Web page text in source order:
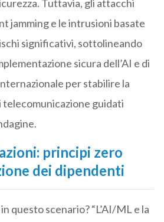
Tuttavia, gli attacchi
jamming e le intrusioni basate
significativi, sottolineando
sicura dell’AI e di
per stabilire la
telecomunicazione guidati
principi zero
dei dipendenti
questo scenario? “L’AI/ML e la